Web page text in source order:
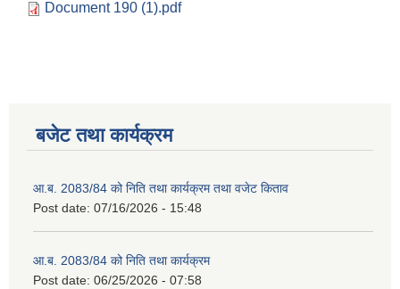
Document 190 (1).pdf
बजेट तथा कार्यक्रम
आ.ब. 2083/84 को निति तथा कार्यक्रम तथा वजेट किताव
Post date: 07/16/2026 - 15:48
आ.ब. 2083/84 को निति तथा कार्यक्रम
Post date: 06/25/2026 - 07:58